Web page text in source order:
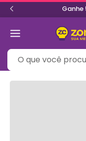
Ganhe
O que você procura?